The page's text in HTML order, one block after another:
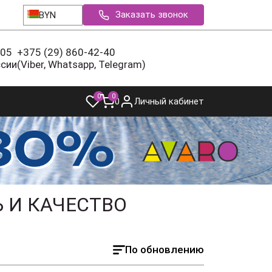
BYN Заказать звонок
+375 (29) 860-42-40
(Viber, Whatsapp, Telegram)
0 00 Личный кабинет
И КАЧЕСТВО
По обновлению